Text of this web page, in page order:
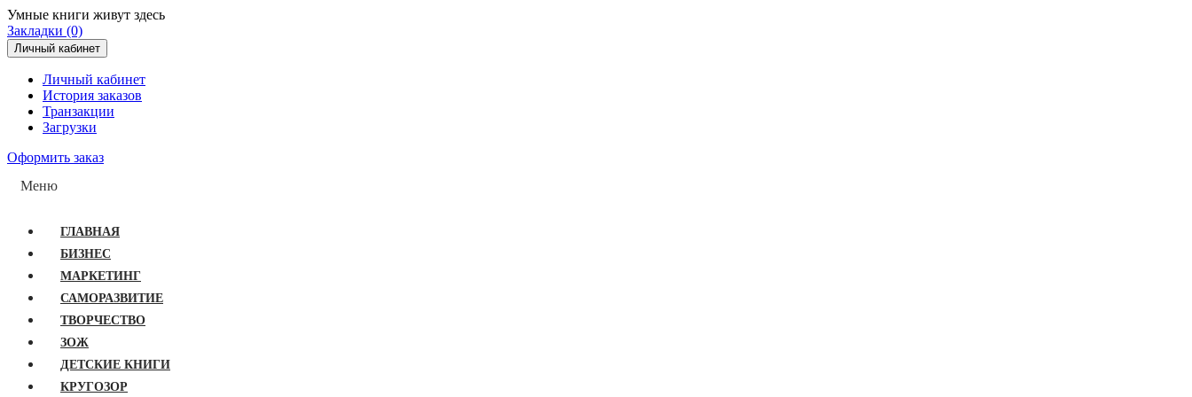
Умные книги живут здесь
Закладки (0)
Личный кабинет
Личный кабинет
История заказов
Транзакции
Загрузки
Оформить заказ
Меню
ГЛАВНАЯ
БИЗНЕС
МАРКЕТИНГ
САМОРАЗВИТИЕ
ТВОРЧЕСТВО
ЗОЖ
ДЕТСКИЕ КНИГИ
КРУГОЗОР